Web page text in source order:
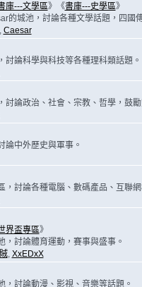
庫---文學區》《書庫---史學區》
的城池，討論各種文學話題，四國
Caesar
討論科學與科技等各種理科類話題。
討論政治、社會、宗教、哲學，鼓
論中外歷史與軍事。
，討論各種電腦、數碼產品、互聯網
界盃專區》
，討論體育運動，賽事與盛事。
, XxEDxX
，討論動漫、影視、音樂等話題。